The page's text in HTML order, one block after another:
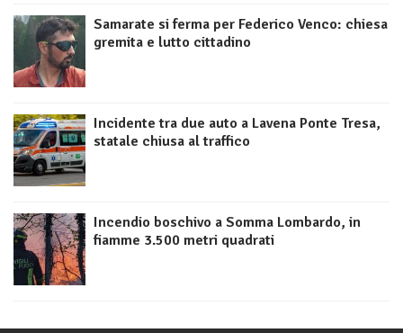
Samarate si ferma per Federico Venco: chiesa
gremita e lutto cittadino
Incidente tra due auto a Lavena Ponte Tresa,
statale chiusa al traffico
Incendio boschivo a Somma Lombardo, in
fiamme 3.500 metri quadrati